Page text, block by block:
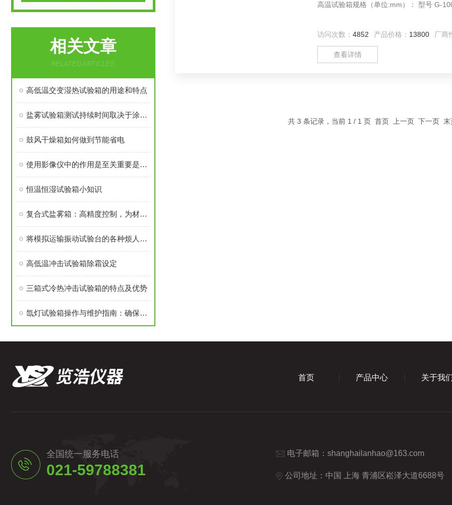
相关文章
RELATED ARTICLES
高低温交变湿热试验箱的用途和特点
盐雾试验箱测试持续时间取决于涂层的耐腐蚀性
鼓风干燥箱如何做到节能省电
使用影像仪中的作用是至关重要是什么
恒温恒湿试验箱小知识
复合式盐雾箱：高精度控制，为材料耐蚀研究提供坚实保障
将模拟运输振动试验台的各种烦人问题全部甩掉
高低温冲击试验箱除霜设定
三箱式冷热冲击试验箱的特点及优势
氙灯试验箱操作与维护指南：确保测试结果的准确性
高温试验箱规格
访问次数： 4852 产品价格： 13800 厂商
查看详情
共 3 条记录，当前 1 / 1 页 首页 上一页 下一页
首页 产品中心 关于我
全国统一服务电话
021-59788381
电子邮箱： shanghailanhao@163.com
公司地址：中国 上海 青浦区崧泽大道6688号